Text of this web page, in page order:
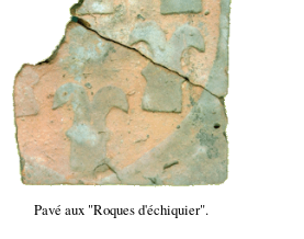
Pavé aux "Roques d'échiquier".